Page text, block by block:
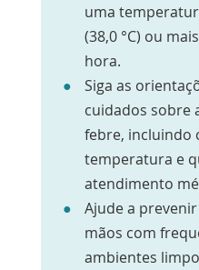
uma
(38,0 °C) ou
hora.
Siga as
cuidados sobre
febre, incluindo
temperatura e
atendimento
Ajude a
mãos com
ambientes